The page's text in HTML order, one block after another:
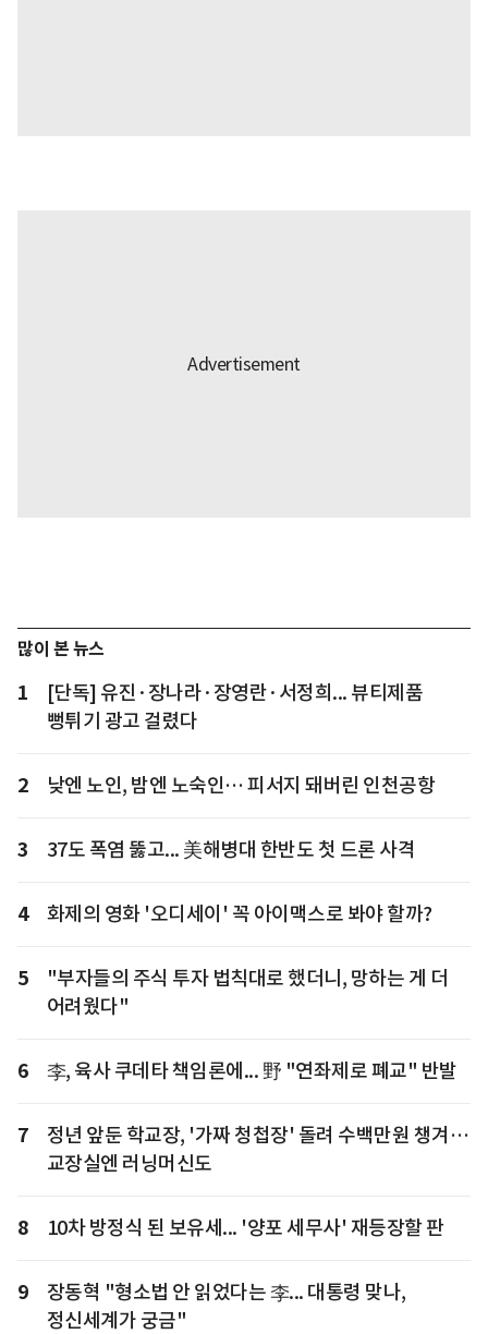
많이 본 뉴스
1
[단독] 유진·장나라·장영란·서정희... 뷰티제품
뻥튀기 광고 걸렸다
2 낮엔 노인, 밤엔 노숙인… 피서지 돼버린 인천공항
3 37도 폭염 뚫고... 美해병대 한반도 첫 드론 사격
4 화제의 영화 '오디세이' 꼭 아이맥스로 봐야 할까?
5
"부자들의 주식 투자 법칙대로 했더니, 망하는 게 더
어려웠다"
6 李, 육사 쿠데타 책임론에... 野 "연좌제로 폐교" 반발
7
정년 앞둔 학교장, '가짜 청첩장' 돌려 수백만원 챙겨…
교장실엔 러닝머신도
8 10차 방정식 된 보유세... '양포 세무사' 재등장할 판
9
장동혁 "형소법 안 읽었다는 李... 대통령 맞나,
정신세계가 궁금"